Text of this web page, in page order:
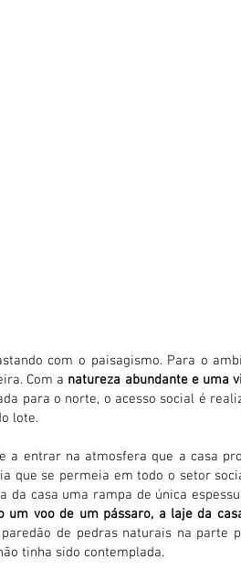
com o paisagismo. Para o
Com a natureza abundante e uma
para o norte, o acesso social é
lote.
a entrar na atmosfera que a casa
que se permeia em todo o setor
da casa uma rampa de única
um voo de um pássaro, a laje da
de pedras naturais na
tinha sido contemplada.